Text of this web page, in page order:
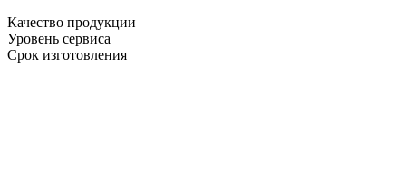
Качество продукции
Уровень сервиса
Срок изготовления